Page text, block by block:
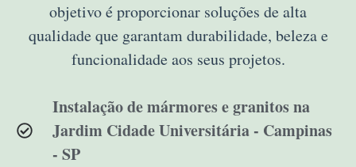
objetivo é proporcionar soluções de alta
qualidade que garantam durabilidade, beleza e
funcionalidade aos seus projetos.
Instalação de mármores e granitos na
Jardim Cidade Universitária - Campinas
- SP